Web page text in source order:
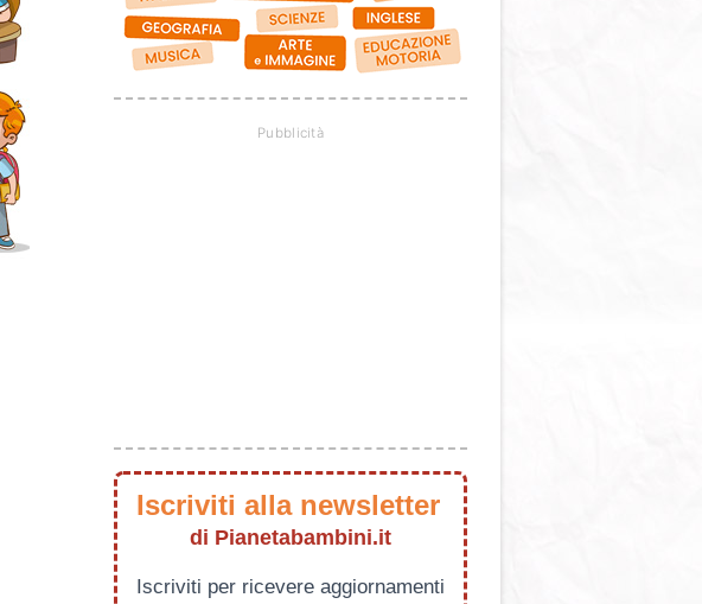
Iscriviti alla newsletter
di Pianetabambini.it
Iscriviti per ricevere aggiornamenti